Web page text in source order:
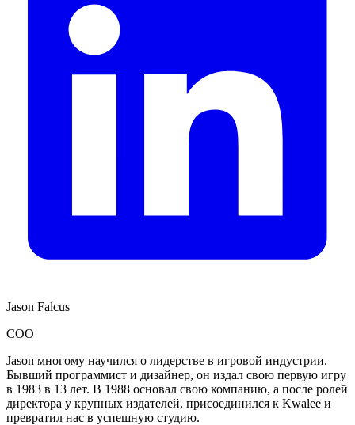
Jason Falcus
COO
Jason многому научился о лидерстве в игровой индустрии.
Бывший программист и дизайнер, он издал свою первую игру
в 1983 в 13 лет. В 1988 основал свою компанию, а после ролей
директора у крупных издателей, присоединился к Kwalee и
превратил нас в успешную студию.